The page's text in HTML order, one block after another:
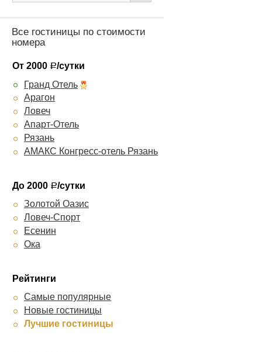
Все гостиницы по стоимости
номера
От 2000 Р/сутки
Гранд Отель
Арагон
Ловеч
Апарт-Отель
Рязань
АМАКС Конгресс-отель Рязань
До 2000 Р/сутки
Золотой Оазис
Ловеч-Спорт
Есенин
Ока
Рейтинги
Самые популярные
Новые гостиницы
Лучшие гостиницы